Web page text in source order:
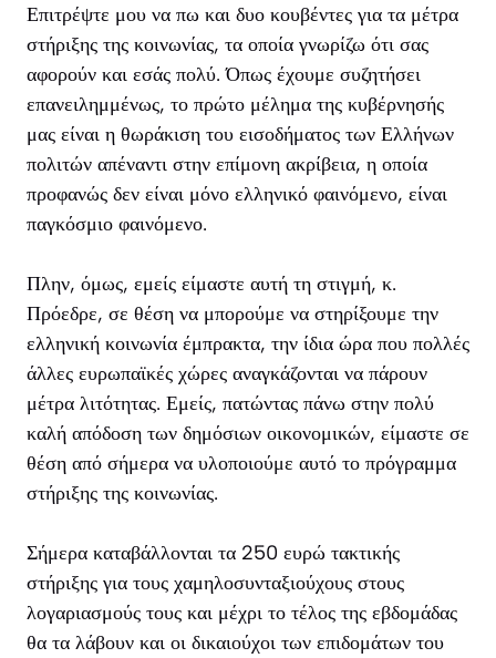
Επιτρέψτε μου να πω και δυο κουβέντες για τα μέτρα
στήριξης της κοινωνίας, τα οποία γνωρίζω ότι σας
αφορούν και εσάς πολύ. Όπως έχουμε συζητήσει
επανειλημμένως, το πρώτο μέλημα της κυβέρνησής
μας είναι η θωράκιση του εισοδήματος των Ελλήνων
πολιτών απέναντι στην επίμονη ακρίβεια, η οποία
προφανώς δεν είναι μόνο ελληνικό φαινόμενο, είναι
παγκόσμιο φαινόμενο.
Πλην, όμως, εμείς είμαστε αυτή τη στιγμή, κ.
Πρόεδρε, σε θέση να μπορούμε να στηρίξουμε την
ελληνική κοινωνία έμπρακτα, την ίδια ώρα που πολλές
άλλες ευρωπαϊκές χώρες αναγκάζονται να πάρουν
μέτρα λιτότητας. Εμείς, πατώντας πάνω στην πολύ
καλή απόδοση των δημόσιων οικονομικών, είμαστε σε
θέση από σήμερα να υλοποιούμε αυτό το πρόγραμμα
στήριξης της κοινωνίας.
Σήμερα καταβάλλονται τα 250 ευρώ τακτικής
στήριξης για τους χαμηλοσυνταξιούχους στους
λογαριασμούς τους και μέχρι το τέλος της εβδομάδας
θα τα λάβουν και οι δικαιούχοι των επιδομάτων του